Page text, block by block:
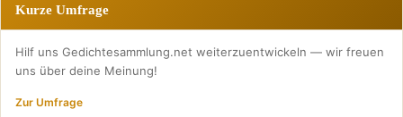
Kurze Umfrage
Hilf uns Gedichtesammlung.net weiterzuentwickeln — wir freuen
uns über deine Meinung!
Zur Umfrage